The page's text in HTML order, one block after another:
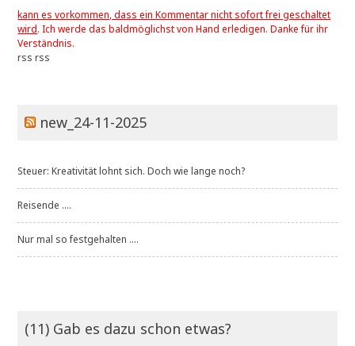
kann es vorkommen, dass ein Kommentar nicht sofort frei geschaltet
wird. Ich werde das baldmöglichst von Hand erledigen. Danke für ihr
Verständnis.
rss rss
new_24-11-2025
Steuer: Kreativität lohnt sich. Doch wie lange noch?
Reisende ....
Nur mal so festgehalten ....
(11) Gab es dazu schon etwas?